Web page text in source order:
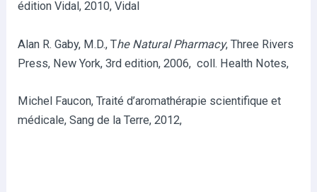
édition Vidal, 2010, Vidal
Alan R. Gaby, M.D., The Natural Pharmacy, Three Rivers
Press, New York, 3rd edition, 2006, coll. Health Notes,
Michel Faucon, Traité d’aromathérapie scientifique et
médicale, Sang de la Terre, 2012,